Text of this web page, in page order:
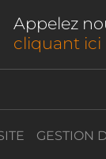
Appelez
cliquant ici
GESTION